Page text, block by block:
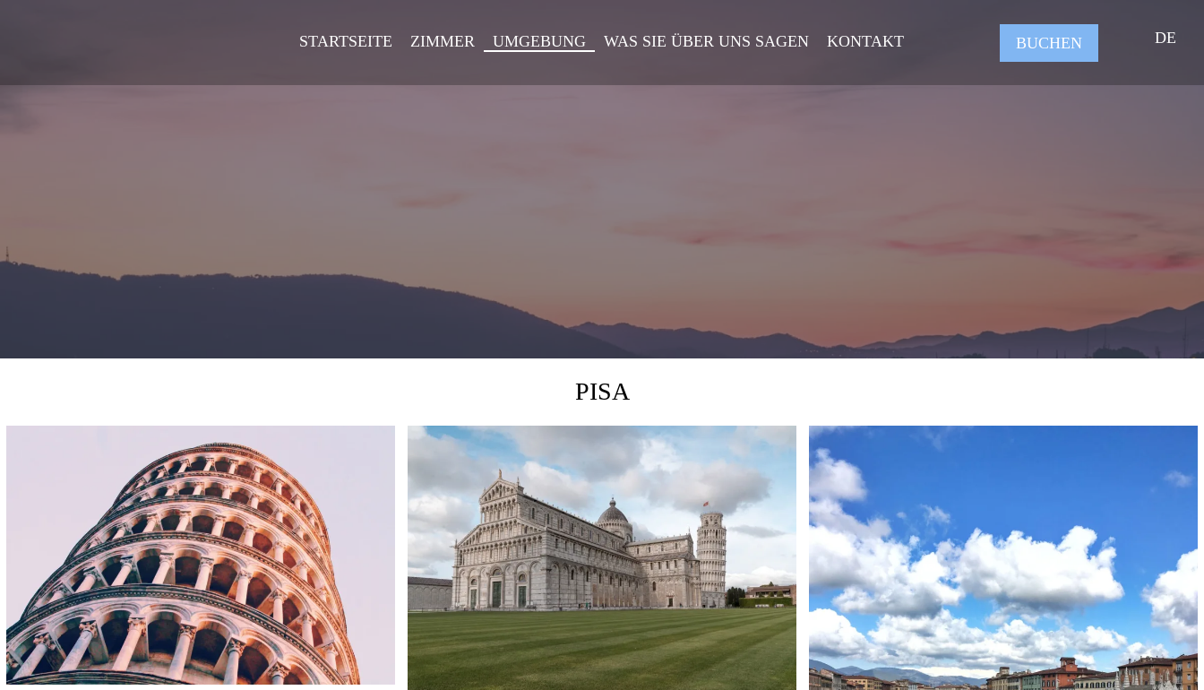
STARTSEITE ZIMMER UMGEBUNG WAS SIE ÜBER UNS SAGEN KONTAKT BUCHEN DE
PISA